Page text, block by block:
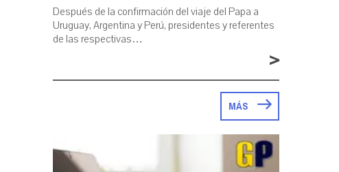
Después de la confirmación del viaje del Papa a
Uruguay, Argentina y Perú, presidentes y referentes
de las respectivas…
>
MÁS